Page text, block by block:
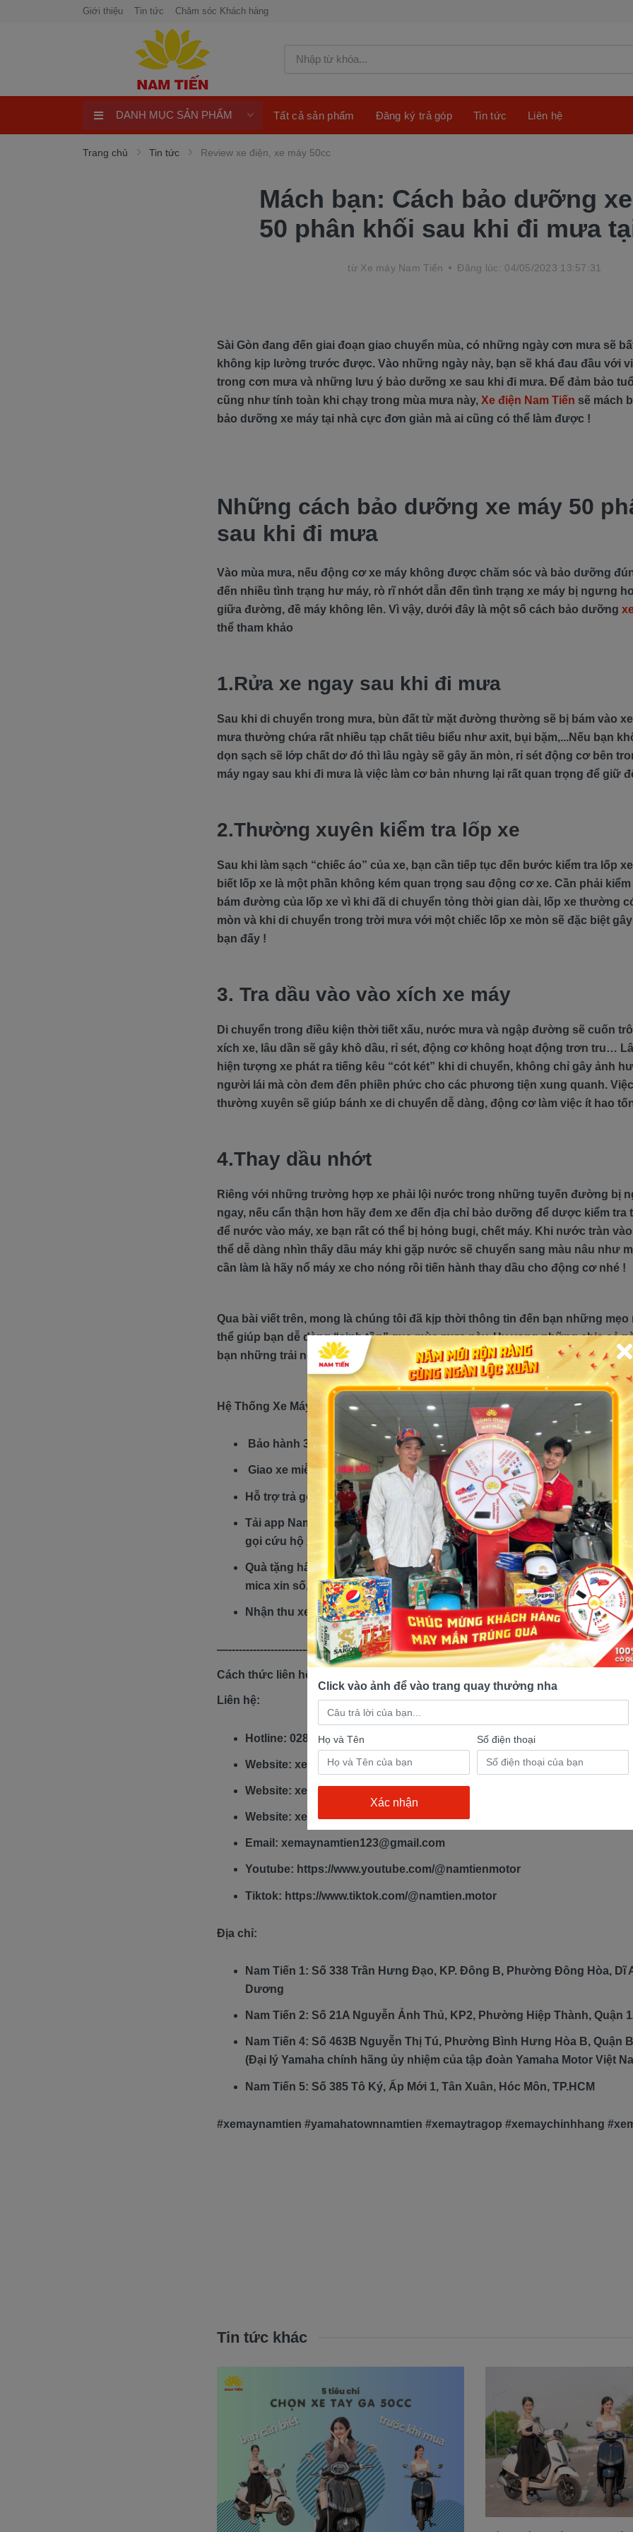
Giới thiệu Tin tức Chăm sóc Khách hàng
Xe máy 50cc
DANH MỤC SẢN PHẨM Tất cả sản phẩm Đăng ký trả góp Tin tức Liên hệ
Trang chủ Tin tức Review xe điện, xe máy 50cc
Mách bạn: Cách bảo dưỡng
50 phân khối sau khi đi mưa
từ Xe máy Nam Tiến Đăng lúc: 04/05/2023 13:57:31
Sài Gòn đang đến giai đoạn giao chuyển mùa, có những ngày cơn mưa sẽ
không kịp lường trước được. Vào những ngày này, bạn sẽ khá đau đầu với
trong cơn mưa và những lưu ý bảo dưỡng xe sau khi đi mưa. Để đảm bảo
cũng như tính toàn khi chạy trong mùa mưa này, Xe điện Nam Tiến sẽ mách
bảo dưỡng xe máy tại nhà cực đơn giản mà ai cũng có thể làm được !
Những cách bảo dưỡng xe máy 50
sau khi đi mưa
Vào mùa mưa, nếu động cơ xe máy không được chăm sóc và bảo dưỡng
đến nhiều tình trạng hư máy, rò rĩ nhớt dẫn đến tình trạng xe máy bị ngưng
giữa đường, đề máy không lên. Vì vậy, dưới đây là một số cách bảo dưỡng
thể tham khảo
1.Rửa xe ngay sau khi đi mưa
Sau khi di chuyển trong mưa, bùn đất từ mặt đường thường sẽ bị bám vào
mưa thường chứa rất nhiều tạp chất tiêu biểu như axit, bụi bặm,...Nếu bạn
dọn sạch sẽ lớp chất dơ đó thì lâu ngày sẽ gây ăn mòn, rỉ sét động cơ bên
máy ngay sau khi đi mưa là việc làm cơ bản nhưng lại rất quan trọng để giữ
2.Thường xuyên kiểm tra lốp xe
Sau khi làm sạch “chiếc áo” của xe, bạn cần tiếp tục đến bước kiểm tra lốp
biết lốp xe là một phần không kém quan trọng sau động cơ xe. Cần phải
bám đường của lốp xe vì khi đã di chuyển tỏng thời gian dài, lốp xe thường
mòn và khi di chuyển trong trời mưa với một chiếc lốp xe mòn sẽ đặc biệt
bạn đấy !
3. Tra dầu vào vào xích xe máy
Di chuyển trong điều kiện thời tiết xấu, nước mưa và ngập đường sẽ cuốn
xích xe, lâu dần sẽ gây khô dầu, rỉ sét, động cơ không hoạt động trơn tru…
hiện tượng xe phát ra tiếng kêu “cót két” khi di chuyển, không chỉ gây ảnh
người lái mà còn đem đến phiền phức cho các phương tiện xung quanh.
thường xuyên sẽ giúp bánh xe di chuyển dễ dàng, động cơ làm việc ít hao
4.Thay dầu nhớt
Riêng với những trường hợp xe phải lội nước trong những tuyến đường bị
ngay, nếu cẩn thận hơn hãy đem xe đến địa chỉ bảo dưỡng để dược kiểm tra
để nước vào máy, xe bạn rất có thể bị hỏng bugi, chết máy. Khi nước tràn
thể dễ dàng nhìn thấy dầu máy khi gặp nước sẽ chuyển sang màu nâu như
cần làm là hãy nổ máy xe cho nóng rồi tiến hành thay dầu cho động cơ nhé !
Qua bài viết trên, mong là chúng tôi đã kịp thời thông tin đến bạn những mẹo
thể giúp bạn dễ dàng “sinh tồn” qua mùa mưa này. Hy vọng những chia sẻ
bạn những trải nghiệm lái an toàn và hiệu quả nhất nhé !
Hệ Thống Xe Máy Nam Tiến:
Bảo hành 3 năm hoặc 30.000km.
Giao xe miễn phí tận nhà.
Hỗ trợ trả góp lãi suất 0% nhận cà vẹt gốc, thủ tục nhanh gọn
Tải app Nam Tiến Motor có cơ hội trúng thưởng lên đến 10 triệu, theo
gọi cứu hộ xe máy dễ dàng, tiện lợi.
Quà tặng hấp dẫn: nón bảo hiểm Nam Tiến, áo mưa, phiếu thay nhớt
mica xin số, rửa xe miễn phí cho khách hàng từ thứ 2 đến thứ 6 hàng
Nhận thu xe cũ đổi xe mới.
—------------------------------------
Cách thức liên hệ và địa chỉ cửa hàng xe máy Nam Tiến:
Liên hệ:
Hotline: 028 9999 0376
Website: xemaynamtien.com
Website: xemaynamtien.vn
Website: xemayyamahanamtien.com
Email: xemaynamtien123@gmail.com
Youtube: https://www.youtube.com/@namtienmotor
Tiktok: https://www.tiktok.com/@namtien.motor
Địa chỉ:
Nam Tiến 1: Số 338 Trần Hưng Đạo, KP. Đông B, Phường Đông Hòa, Dĩ
Dương
Nam Tiến 2: Số 21A Nguyễn Ảnh Thủ, KP2, Phường Hiệp Thành, Quận
Nam Tiến 4: Số 463B Nguyễn Thị Tú, Phường Bình Hưng Hòa B, Quận
(Đại lý Yamaha chính hãng ủy nhiệm của tập đoàn Yamaha Motor Việt
Nam Tiến 5: Số 385 Tô Ký, Ấp Mới 1, Tân Xuân, Hóc Môn, TP.HCM
#xemaynamtien #yamahatownnamtien #xemaytragop #xemaychinhhang
Tin tức khác
Click vào ảnh để vào trang quay thưởng nha
Họ và Tên Số điện thoại